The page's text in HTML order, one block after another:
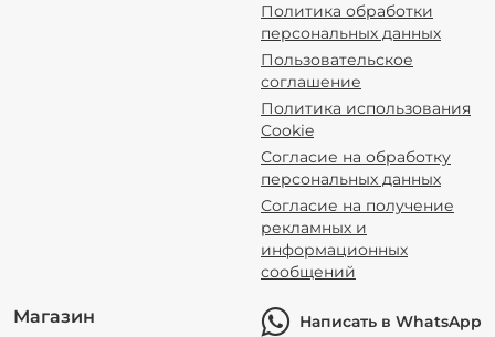
Политика обработки
персональных данных
Пользовательское
соглашение
Политика использования
Cookie
Согласие на обработку
персональных данных
Согласие на получение
рекламных и
информационных
сообщений
Магазин Написать в WhatsApp